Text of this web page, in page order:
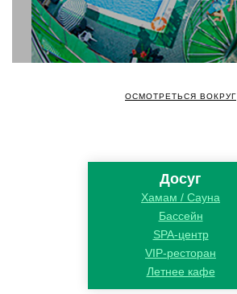
ОСМОТРЕТЬСЯ ВОКРУГ
Досуг
Хамам / Сауна
Бассейн
SPA-центр
VIP-ресторан
Летнее кафе